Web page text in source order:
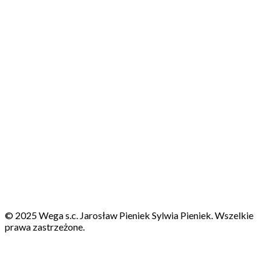
© 2025 Wega s.c. Jarosław Pieniek Sylwia Pieniek. Wszelkie
prawa zastrzeżone.